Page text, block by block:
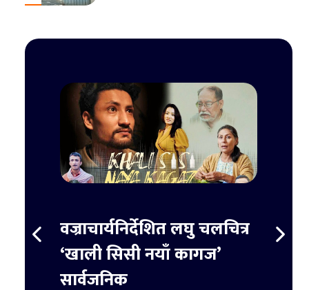
वज्राचार्यनिर्देशित लघु चलचित्र
‘खाली सिसी नयाँ कागज’
सार्वजनिक